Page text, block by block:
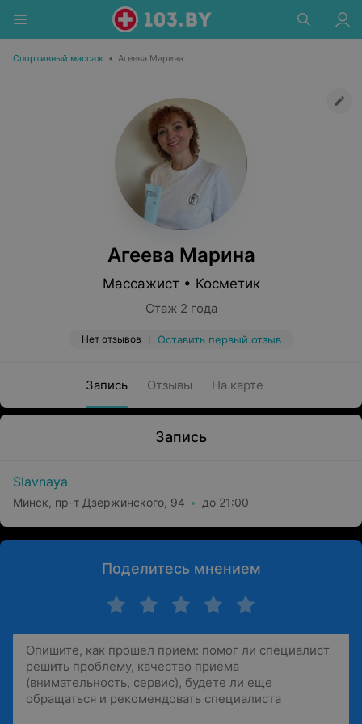
Спортивный массаж • Агеева Марина
Агеева Марина
Массажист • Косметик
Стаж 2 года
Нет отзывов Оставить первый отзыв
Запись Отзывы На карте
Запись
Slavnaya
Минск, пр-т Дзержинского, 94 до 21:00
Поделитесь мнением